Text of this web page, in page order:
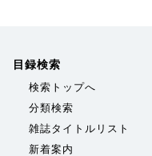
目録検索
検索トップへ
分類検索
雑誌タイトルリスト
新着案内